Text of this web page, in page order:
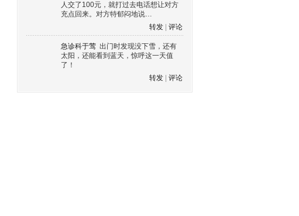
人交了100元，就打过去电话想让对方
充点回来。对方特郁闷地说…
转发
评论
急诊科于莺 出门时发现没下雪，还有
太阳，还能看到蓝天，惊呼这一天值
了！
转发
评论